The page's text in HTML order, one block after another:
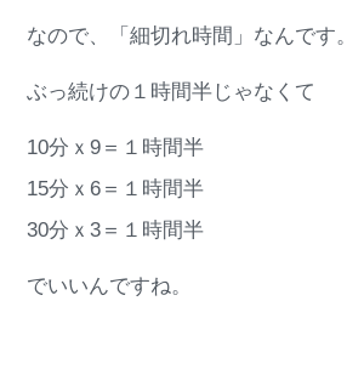
なので、「細切れ時間」なんです。
ぶっ続けの１時間半じゃなくて
10分ｘ9＝１時間半
15分ｘ6＝１時間半
30分ｘ3＝１時間半
でいいんですね。